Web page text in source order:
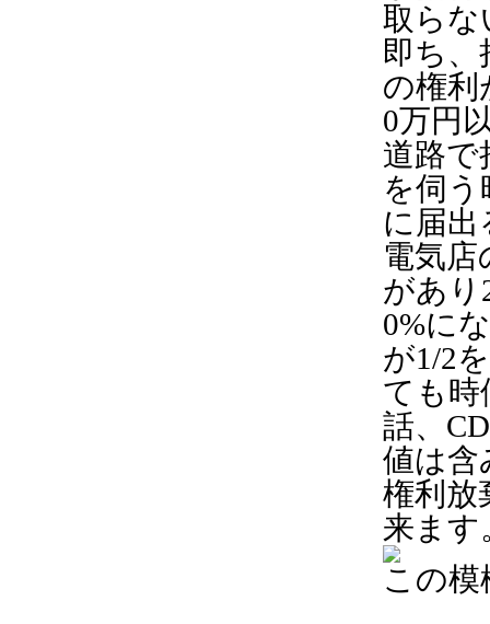
取らな
即ち、
の権利
0万円
道路で
を伺う
に届出
電気
があり
0%に
が1/2
ても時
話、
値は含
権利放
来ます
この